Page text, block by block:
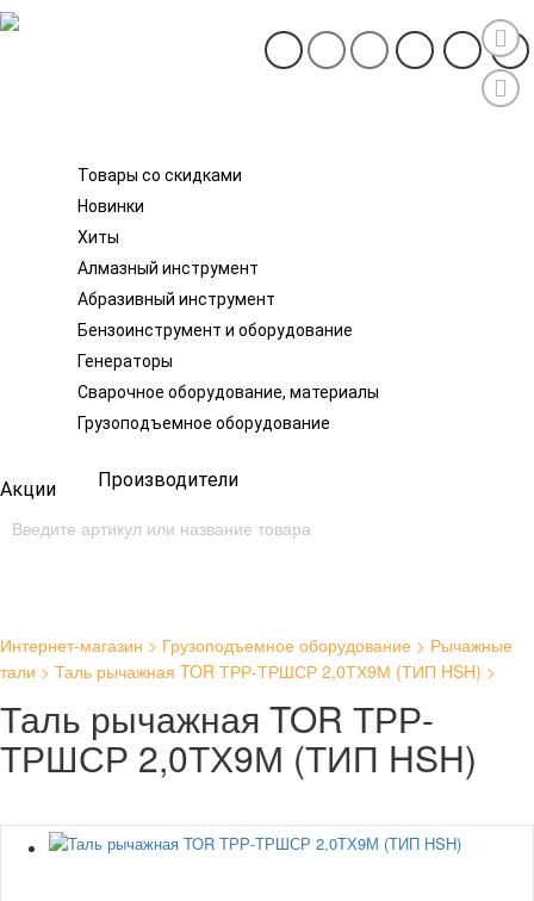
Товары со скидками
Новинки
Хиты
Алмазный инструмент
Абразивный инструмент
Бензоинструмент и оборудование
Генераторы
Сварочное оборудование, материалы
Грузоподъемное оборудование
Акции Производители
Интернет-магазин Грузоподъемное оборудование
Рычажные
тали
Таль рычажная TOR ТРР-ТРШСР 2,0ТХ9М (ТИП HSH)
Таль рычажная TOR ТРР-
ТРШСР 2,0ТХ9М (ТИП HSH)